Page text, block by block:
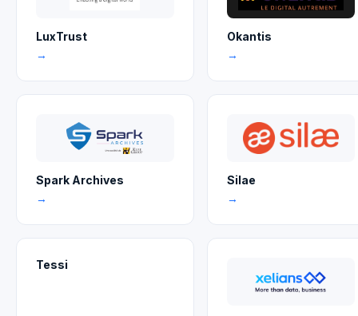
LuxTrust
→
Okantis
→
Spark Archives
→
Silae
→
Tessi